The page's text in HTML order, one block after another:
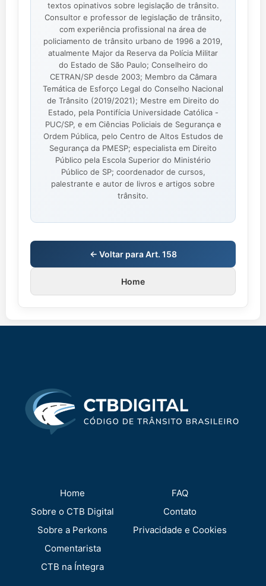
textos opinativos sobre legislação de trânsito.
Consultor e professor de legislação de trânsito,
com experiência profissional na área de
policiamento de trânsito urbano de 1996 a 2019,
atualmente Major da Reserva da Polícia Militar
do Estado de São Paulo; Conselheiro do
CETRAN/SP desde 2003; Membro da Câmara
Temática de Esforço Legal do Conselho Nacional
de Trânsito (2019/2021); Mestre em Direito do
Estado, pela Pontifícia Universidade Católica -
PUC/SP, e em Ciências Policiais de Segurança e
Ordem Pública, pelo Centro de Altos Estudos de
Segurança da PMESP; especialista em Direito
Público pela Escola Superior do Ministério
Público de SP; coordenador de cursos,
palestrante e autor de livros e artigos sobre
trânsito.
← Voltar para Art. 158
Home
Home
Sobre o CTB Digital
Sobre a Perkons
Comentarista
CTB na Íntegra
FAQ
Contato
Privacidade e Cookies